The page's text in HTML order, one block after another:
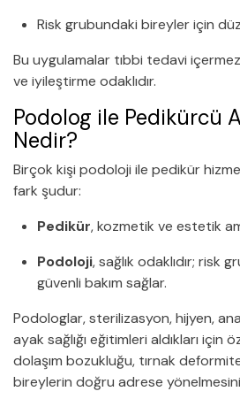
Risk grubundaki bireyler için
Bu uygulamalar tıbbi tedavi
ve iyileştirme odaklıdır.
Podolog ile Pedikürcü
Nedir?
Birçok kişi podoloji ile pedikür
fark şudur:
Pedikür, kozmetik ve estetik
Podoloji, sağlık odaklıdır; risk
güvenli bakım sağlar.
Podologlar, sterilizasyon, hijyen,
ayak sağlığı eğitimleri aldıkları için
dolaşım bozukluğu, tırnak
bireylerin doğru adrese